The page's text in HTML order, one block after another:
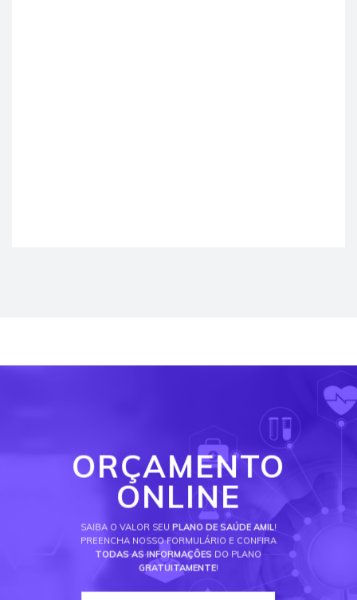
ORÇAMENTO
ONLINE
SAIBA O VALOR SEU PLANO DE SAÚDE AMIL!
PREENCHA NOSSO FORMULÁRIO E CONFIRA
TODAS AS INFORMAÇÕES DO PLANO
GRATUITAMENTE!